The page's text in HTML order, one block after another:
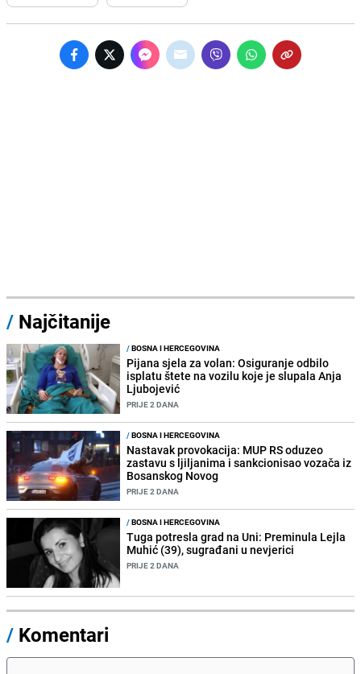
/ Najčitanije
/BOSNA I HERCEGOVINA
Pijana sjela za volan: Osiguranje odbilo
isplatu štete na vozilu koje je slupala Anja
Ljubojević
PRIJE 2 DANA
/BOSNA I HERCEGOVINA
Nastavak provokacija: MUP RS oduzeo
zastavu s ljiljanima i sankcionisao vozača iz
Bosanskog Novog
PRIJE 2 DANA
/BOSNA I HERCEGOVINA
Tuga potresla grad na Uni: Preminula Lejla
Muhić (39), sugrađani u nevjerici
PRIJE 2 DANA
/ Komentari